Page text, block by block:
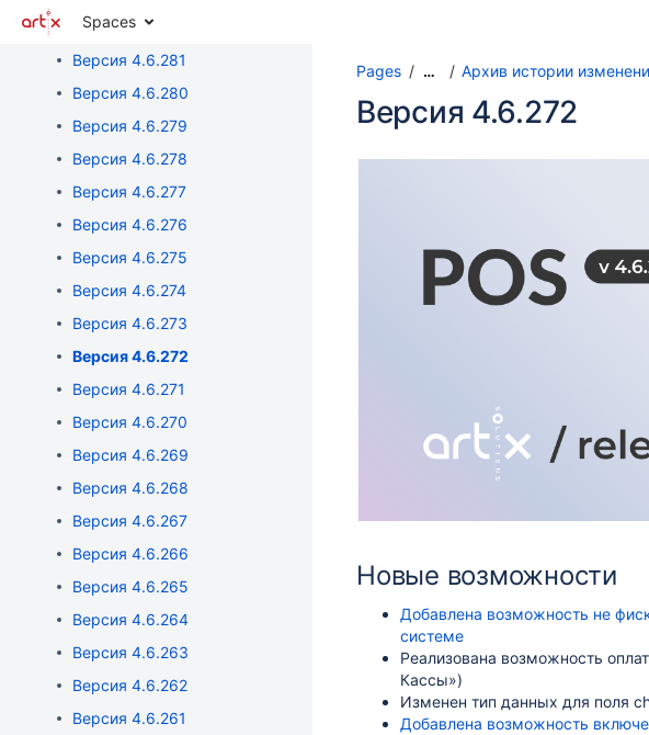
Spaces
Версия 4.6.282
Версия 4.6.281
Версия 4.6.280
Версия 4.6.279
Версия 4.6.278
Версия 4.6.277
Версия 4.6.276
Версия 4.6.275
Версия 4.6.274
Версия 4.6.273
Версия 4.6.272
Версия 4.6.271
Версия 4.6.270
Версия 4.6.269
Версия 4.6.268
Версия 4.6.267
Версия 4.6.266
Версия 4.6.265
Версия 4.6.264
Версия 4.6.263
Версия 4.6.262
Версия 4.6.261
Pages … Архив истории
Версия 4.6.272
Новые возможности
Добавлена возможность не
системе
Реализована возможность
Кассы»)
Изменен тип данных для поля
Добавлена возможность